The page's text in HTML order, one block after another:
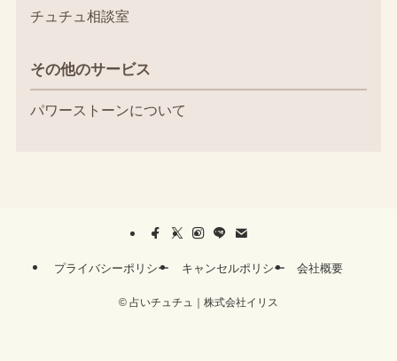
チュチュ相談室
その他のサービス
パワーストーンについて
プライバシーポリシー キャンセルポリシー 会社概要
© 占いチュチュ｜株式会社イリス